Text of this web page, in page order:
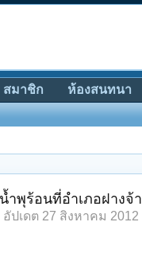
น้ำพุร้อนที่อำเภอฝางจ้า
อัปเดต 27 สิงหาคม 2012
สมาชิก ห้องสนทนา